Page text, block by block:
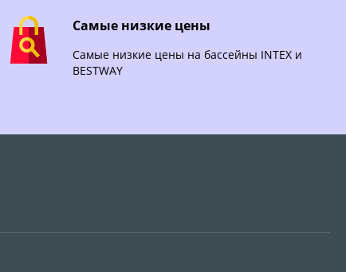
Самые низкие цены
Самые низкие цены на бассейны INTEX и
BESTWAY